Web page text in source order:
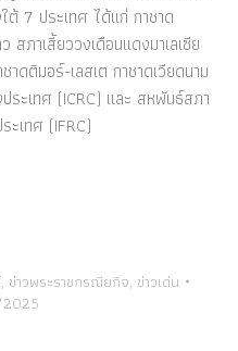
ต้ 7 ประเทศ ได้แก่ กาชาด
สภาเสี้ยววงเดือนแดงมาเลเซีย
าดติมอร์-เลสเต กาชาดเวียดนาม
ระเทศ (ICRC) และ สหพันธ์สภา
ะเทศ (IFRC)
, ข่าวพระราชกรณียกิจ, ข่าวเด่น